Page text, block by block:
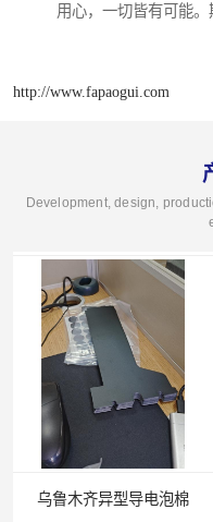
用心，一切皆有可能。
http://www.fapaogui.com
Development, design,
长春方位导电泡棉批发